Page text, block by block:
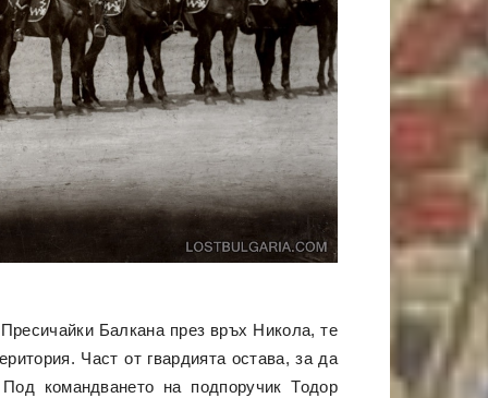
Балкана през връх Никола, те
Част от гвардията остава, за да
командването на подпоручик Тодор